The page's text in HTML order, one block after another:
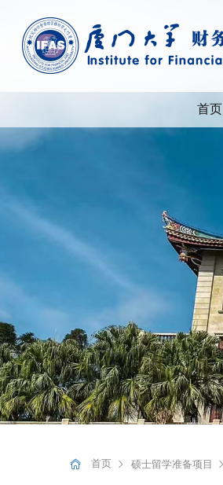
首页
首页 硕士留学准备项目